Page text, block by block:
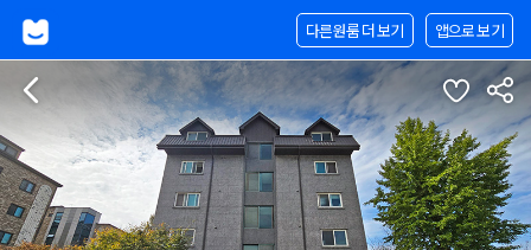
앱으로 보기
다른원룸 더 보기